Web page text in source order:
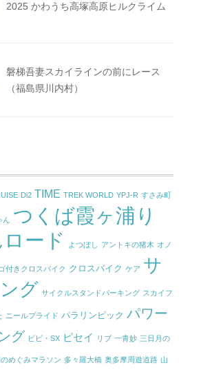
2025 かわうち高塚高原ヒルクライム
磐梯吾妻スカイラインの前にレース
（福島県川内村）
Di2 TIME TREK WORLD YPJ-R すさみ町
ん つくば霞ヶ浦り
ード
よつぼし アントキの猪木 オノ
付きクロスバイク クロスバイク ケア サ
グ サイクルスタンドパーキング スカイフ
ニールプライド パラリンピック パワー
グ ビビ・SX ピセイ リブ 一青妙 三日月の
めぐみマラソン 多々羅大橋 奥多摩周遊道路 山